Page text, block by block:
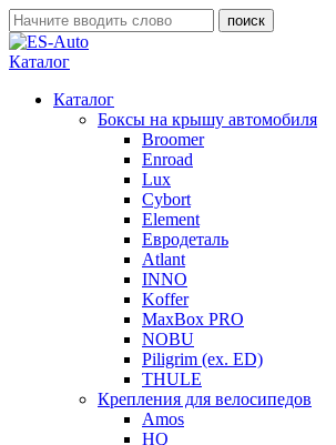
Каталог
Каталог
Боксы на крышу автомобиля
Broomer
Enroad
Lux
Cybort
Element
Евродеталь
Atlant
INNO
Koffer
MaxBox PRO
NOBU
Piligrim (ex. ED)
THULE
Крепления для велосипедов
Amos
HQ